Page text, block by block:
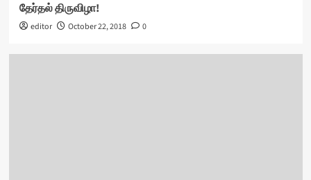
தேர்தல் திருவிழா!
editor October 22, 2018 0